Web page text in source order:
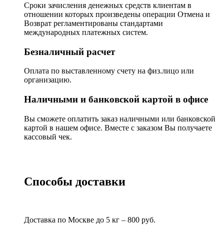
Сроки зачисления денежных средств клиентам в
отношении которых произведены операции Отмена и
Возврат регламентированы стандартами
международных платежных систем.
Безналичный расчет
Оплата по выставленному счету на физ.лицо или
организацию.
Наличными и банковской картой в офисе
Вы сможете оплатить заказ наличными или банковской
картой в нашем офисе. Вместе с заказом Вы получаете
кассовый чек.
Способы доставки
Доставка по Москве до 5 кг – 800 руб.